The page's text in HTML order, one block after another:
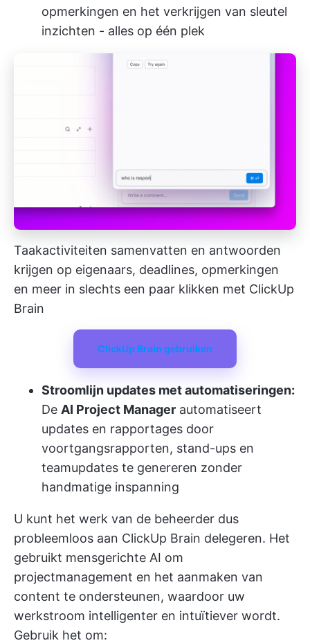
opmerkingen en het verkrijgen van sleutel
inzichten - alles op één plek
Taakactiviteiten samenvatten en antwoorden
krijgen op eigenaars, deadlines, opmerkingen
en meer in slechts een paar klikken met ClickUp
Brain
ClickUp Brain gebruiken
Stroomlijn updates met automatiseringen:
De AI Project Manager automatiseert
updates en rapportages door
voortgangsrapporten, stand-ups en
teamupdates te genereren zonder
handmatige inspanning
U kunt het werk van de beheerder dus
probleemloos aan ClickUp Brain delegeren. Het
gebruikt mensgerichte AI om
projectmanagement en het aanmaken van
content te ondersteunen, waardoor uw
werkstroom intelligenter en intuïtiever wordt.
Gebruik het om: